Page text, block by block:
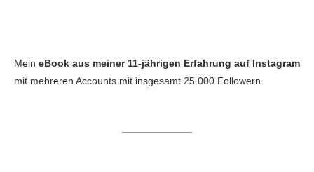
Mein eBook aus meiner 11-jährigen Erfahrung auf Instagram
mit mehreren Accounts mit insgesamt 25.000 Followern.